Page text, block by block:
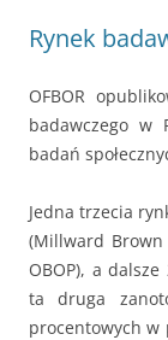
Rynek
OFBOR
badawczego w
badań
Jedna trzecia
(Millward Brown
OBOP), a
ta druga
procentowych w